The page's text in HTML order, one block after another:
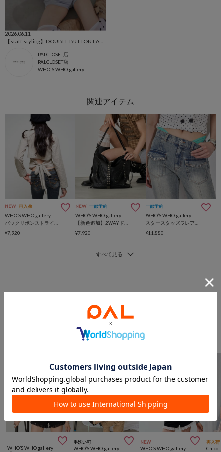
2026.06.11
PALCLOSET店
PALCLOSET店
WHO'S WHO gallery
NEW 再入荷
WHO’S WHO gallery
¥7,920
NEW 一部予約
WHO’S WHO gallery
¥7,920
一部予約
WHO’S WHO gallery
¥11,880
こんなアイテムも見ています
トップスからのおすすめ

WHO’S WHO gallery
手洗い可 
WHO’S WHO gallery
NEW 
WHO’S WHO gallery
再入荷
Chico